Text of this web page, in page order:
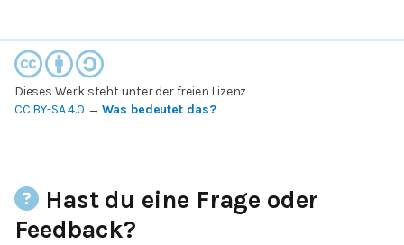
Dieses Werk steht unter der freien Lizenz
CC BY-SA 4.0 →Was bedeutet das?
Hast du eine Frage oder
Feedback?